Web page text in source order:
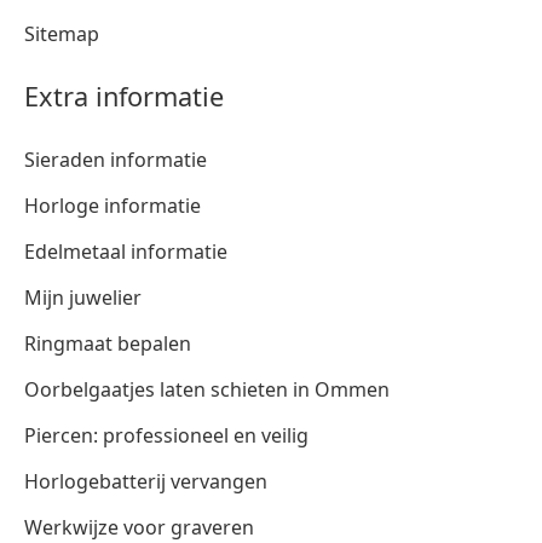
Sitemap
Extra informatie
Sieraden informatie
Horloge informatie
Edelmetaal informatie
Mijn juwelier
Ringmaat bepalen
Oorbelgaatjes laten schieten in Ommen
Piercen: professioneel en veilig
Horlogebatterij vervangen
Werkwijze voor graveren